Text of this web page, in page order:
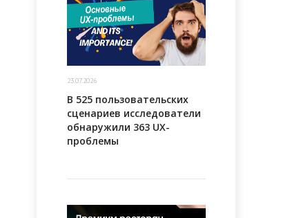
23.07.2026
В 525 пользовательских
сценариев исследователи
обнаружили 363 UX-
проблемы